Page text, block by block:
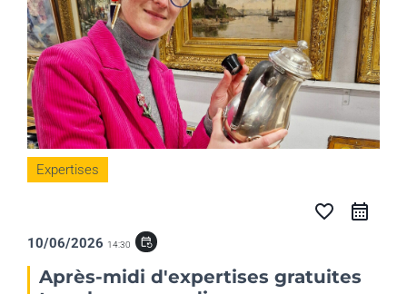
Expertises
favorite_border
10/06/2026 14:30 event_repeat
Après-midi d'expertises gratuites